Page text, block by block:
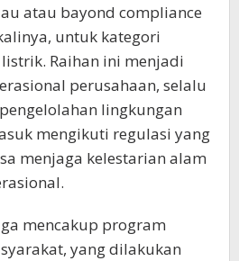
atau bayond compliance
untuk kategori
Raihan ini menjadi
perusahaan, selalu
lingkungan
mengikuti regulasi yang
menjaga kelestarian alam
mencakup program
yang dilakukan